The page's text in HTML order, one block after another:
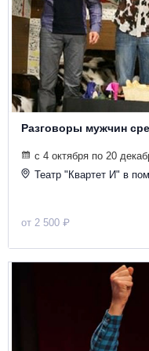
Разговоры мужчин
с 4 октября по 20
Театр "Квартет И" в
от 2 500 ₽